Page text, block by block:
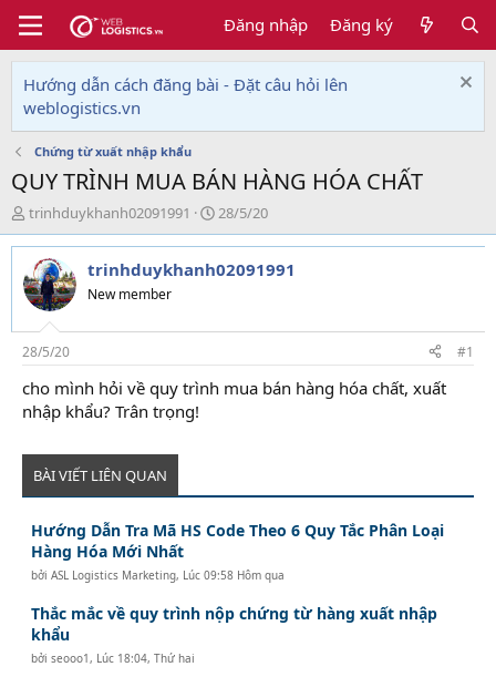
Đăng nhập Đăng ký
Hướng dẫn cách đăng bài - Đặt câu hỏi lên
weblogistics.vn
Chứng từ xuất nhập khẩu
QUY TRÌNH MUA BÁN HÀNG HÓA CHẤT
T
h
r
e
a
d
s
t
a
r
t
r
trinhduykhanh02091991
N
g
à
y
i
28/5/20
trinhduykhanh02091991
New member
28/5/20 #1
cho mình hỏi về quy trình mua bán hàng hóa chất, xuất
nhập khẩu? Trân trọng!
BÀI VIẾT LIÊN QUAN
Hướng Dẫn Tra Mã HS Code Theo 6 Quy Tắc Phân Loại
Hàng Hóa Mới Nhất
bởiASL Logistics Marketing, Lúc 09:58 Hôm qua
Thắc mắc về quy trình nộp chứng từ hàng xuất nhập
khẩu
bởiseooo1 , Lúc 18:04, Thứ hai